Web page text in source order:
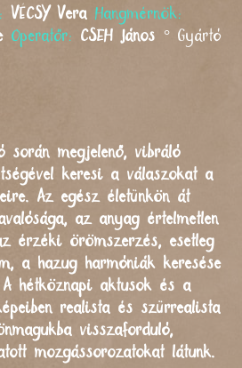
VÉCSY Vera Hangmérnök:
Operatőr: CSEH János ° Gyártó
megjelenő, vibráló
keresi a válaszokat a
Az egész életünkön át
az anyag értelmetlen
érzéki örömszerzés, esetleg
a hazug harmóniák keresése
hétköznapi aktusok és a
realista és szürrealista
visszaforduló,
mozgássorozatokat látunk.